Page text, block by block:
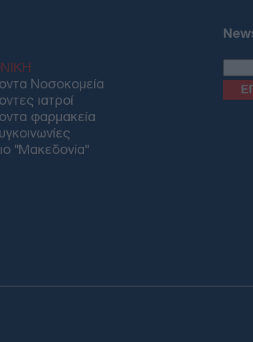
Νοσοκομεία
ιατροί
φαρμακεία
"Μακεδονία"